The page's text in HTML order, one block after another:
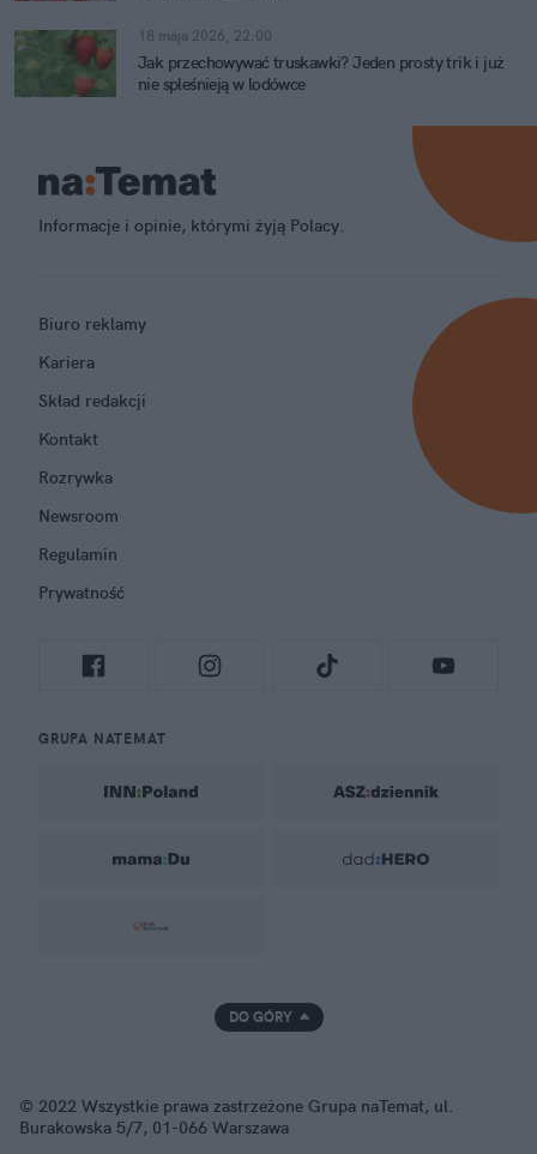
18 maja 2026, 22:00
Jak przechowywać truskawki? Jeden prosty trik i już
nie spleśnieją w lodówce
Informacje i opinie, którymi żyją Polacy.
Biuro reklamy
Kariera
Skład redakcji
Kontakt
Rozrywka
Newsroom
Regulamin
Prywatność
GRUPA NATEMAT
DO GÓRY
© 2022 Wszystkie prawa zastrzeżone Grupa naTemat, ul.
Burakowska 5/7, 01-066 Warszawa